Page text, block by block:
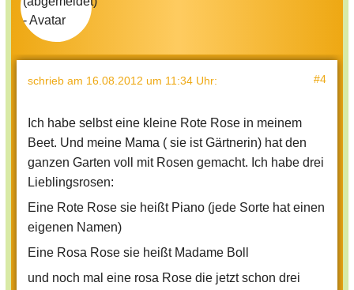
schrieb am 16.08.2012 um 11:34 Uhr: #4
Ich habe selbst eine kleine Rote Rose in meinem
Beet. Und meine Mama ( sie ist Gärtnerin) hat den
ganzen Garten voll mit Rosen gemacht. Ich habe drei
Lieblingsrosen:
Eine Rote Rose sie heißt Piano (jede Sorte hat einen
eigenen Namen)
Eine Rosa Rose sie heißt Madame Boll
und noch mal eine rosa Rose die jetzt schon drei